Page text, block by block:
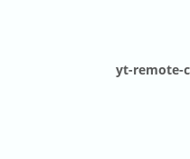
yt-remote-